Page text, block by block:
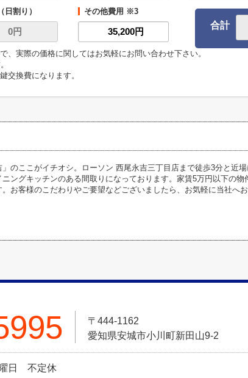
日割り） その他費用 ※3
合計
実際の価格に関してはお気軽にお問い合わせ下さい。
交換費になります。
」のここがイチオシ。ローソン 西尾永吉三丁目店まで徒歩3分と近
ングキッチンのある間取りになっております。家賃5万円以下の
お客様のこだわりやご要望などございましたら、お気軽に当社へお
〒444-1162
愛知県安城市小川町新田山9-2
日 不定休